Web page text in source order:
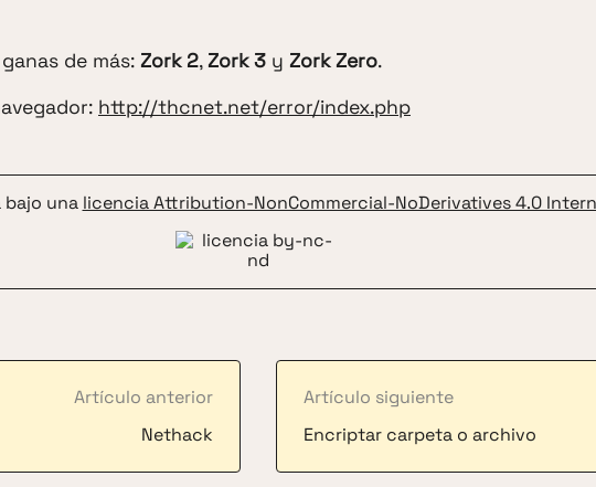
de más: Zork 2,Zork 3 y Zork Zero.
http://thcnet.net/error/index.php
bajo una licencia Attribution-NonCommercial-NoDerivatives 4.0
Artículo anterior
Nethack
Artículo siguiente
Encriptar carpeta o archivo